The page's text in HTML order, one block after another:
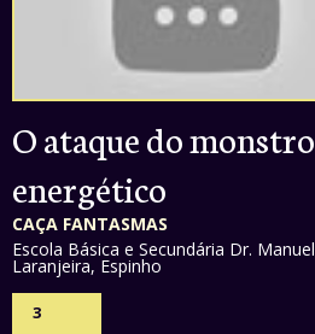
O ataque do monstro
energético
CAÇA FANTASMAS
Escola Básica e Secundária Dr. Manuel
Laranjeira, Espinho
3